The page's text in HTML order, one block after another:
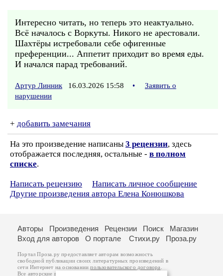
Интересно читать, но теперь это неактуально.
Всё началось с Воркуты. Никого не арестовали.
Шахтёры истребовали себе офигенные
преференции... Аппетит приходит во время еды.
И начался парад требований.
Артур Линник 16.03.2026 15:58 •
Заявить о
нарушении
+ добавить замечания
На это произведение написаны 3 рецензии, здесь
отображается последняя, остальные - в полном
списке.
Написать рецензию
Написать личное сообщение
Другие произведения автора Елена Конюшкова
Авторы Произведения Рецензии Поиск
Магазин
Вход для авторов
О портале Стихи.ру Проза.ру
Портал Проза.ру предоставляет авторам возможность
свободной публикации своих литературных произведений в
сети Интернет на основаниипользовательского договора
Все авторские права на произведения принадлежат авторам